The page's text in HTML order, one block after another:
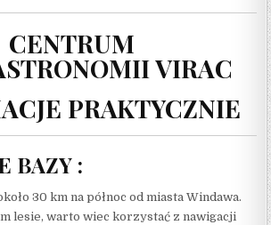
CENTRUM
VIRAC
PRAKTYCZNIE
BAZY :
30 km na północ od miasta Windawa.
lesie, warto wiec korzystać z nawigacji